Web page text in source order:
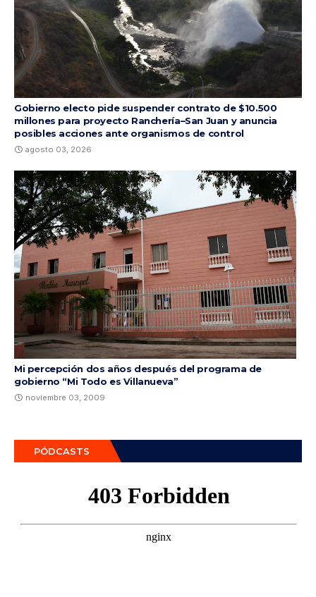
Gobierno electo pide suspender contrato de $10.500
millones para proyecto Ranchería–San Juan y anuncia
posibles acciones ante organismos de control
agosto 03, 2026
Mi percepción dos años después del programa de
gobierno “Mi Todo es Villanueva”
noviembre 03, 2009
PÓDCASTS